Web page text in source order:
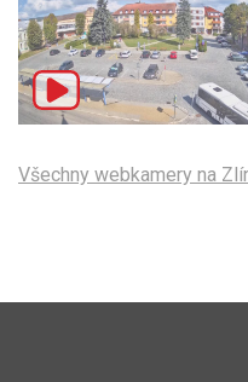
Všechny webkamery na